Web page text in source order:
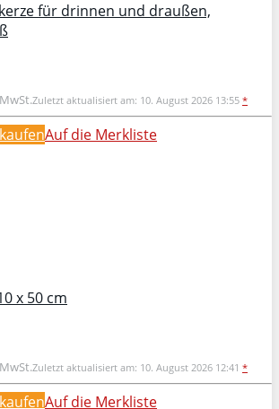
für drinnen und draußen,
Zuletzt aktualisiert am: 10. August 2026 13:55 *
Auf die Merkliste
x 50 cm
Zuletzt aktualisiert am: 10. August 2026 12:41 *
Auf die Merkliste